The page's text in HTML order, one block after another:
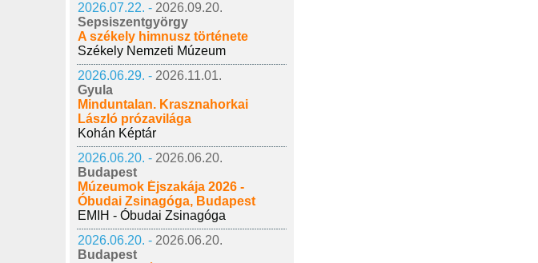
2026.07.22. - 2026.09.20.
Sepsiszentgyörgy
A székely himnusz története
Székely Nemzeti Múzeum
2026.06.29. - 2026.11.01.
Gyula
Minduntalan. Krasznahorkai
László prózavilága
Kohán Képtár
2026.06.20. - 2026.06.20.
Budapest
Múzeumok Éjszakája 2026 -
Óbudai Zsinagóga, Budapest
EMIH - Óbudai Zsinagóga
2026.06.20. - 2026.06.20.
Budapest